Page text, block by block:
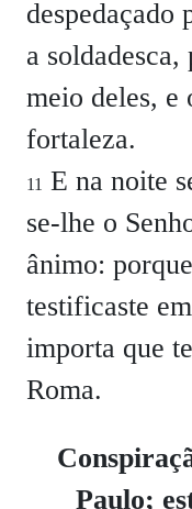
despedaçado
a
meio deles, e
fortaleza.
11 E na noite
se-lhe o
ânimo:
testificaste
importa que
Roma.
Paulo;